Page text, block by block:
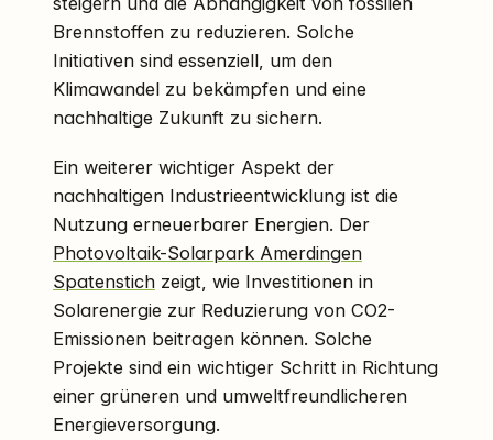
Brennstoffen zu reduzieren. Solche
Initiativen sind essenziell, um den
Klimawandel zu bekämpfen und eine
nachhaltige Zukunft zu sichern.
Ein weiterer wichtiger Aspekt der
nachhaltigen Industrieentwicklung ist die
Nutzung erneuerbarer Energien. Der
Photovoltaik-Solarpark Amerdingen
Spatenstich zeigt, wie Investitionen in
Solarenergie zur Reduzierung von CO2-
Emissionen beitragen können. Solche
Projekte sind ein wichtiger Schritt in Richtung
einer grüneren und umweltfreundlicheren
Energieversorgung.